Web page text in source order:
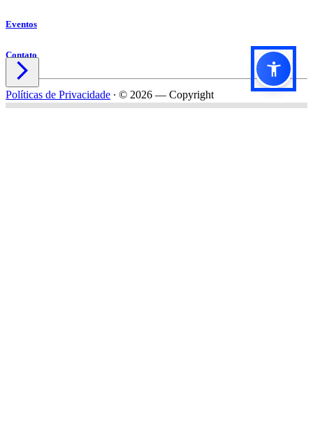
Eventos
Contato

Políticas de Privacidade ∙ © 2026 — Copyright